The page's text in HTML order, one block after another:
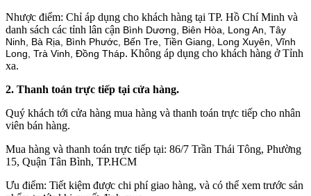
Nhược điểm: Chỉ áp dụng cho khách hàng tại TP. Hồ Chí Minh và
danh sách các tỉnh lân cận Bình Dương, Biên Hòa, Long An, Tây
Ninh, Bà Rịa, Bình Phước, Bến Tre, Tiền Giang, Long Xuyên, Vĩnh
Long, Trà Vinh, Đồng Tháp. Không áp dụng cho khách hàng ở Tỉnh
xa.
2. Thanh toán trực tiếp tại cửa hàng.
Quý khách tới cửa hàng mua hàng và thanh toán trực tiếp cho nhân
viên bán hàng.
Mua hàng và thanh toán trực tiếp tại: 86/7 Trần Thái Tông, Phường
15, Quận Tân Bình, TP.HCM
Ưu điểm: Tiết kiệm được chi phí giao hàng, và có thể xem trước sản